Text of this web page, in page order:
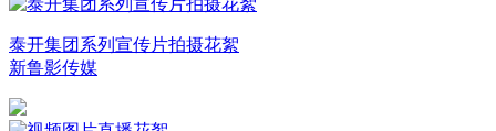
泰开集团系列宣传片拍摄花絮
新鲁影传媒